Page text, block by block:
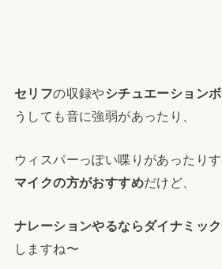
セリフの収録やシチュエーション
うしても音に強弱があったり、
ウィスパーっぽい喋りがあったり
マイクの方がおすすめだけど、
ナレーションやるならダイナミッ
しますね〜